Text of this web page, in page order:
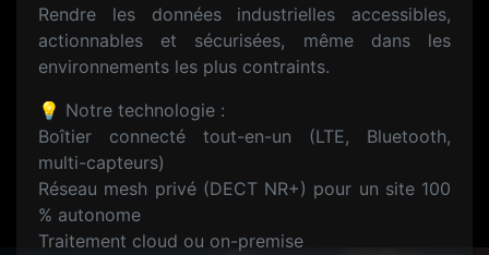
Rendre les données industrielles accessibles,
actionnables et sécurisées, même dans les
environnements les plus contraints.
💡 Notre technologie :
Boîtier connecté tout-en-un (LTE, Bluetooth,
multi-capteurs)
Réseau mesh privé (DECT NR+) pour un site 100
% autonome
Traitement cloud ou on-premise